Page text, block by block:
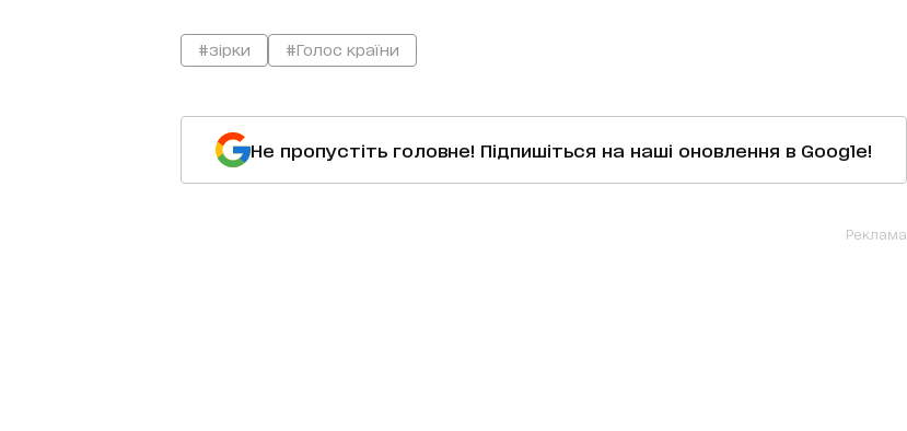
#зірки #Голос країни
Не пропустіть головне! Підпишіться на наші оновлення в Google!
Реклама